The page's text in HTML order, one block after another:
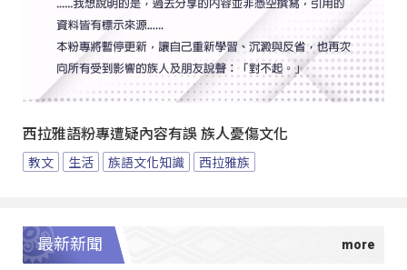
西拉雅語粉專遭疑內容有誤 族人憂傷文化
教文 生活 族語文化知識 西拉雅族
最新新聞